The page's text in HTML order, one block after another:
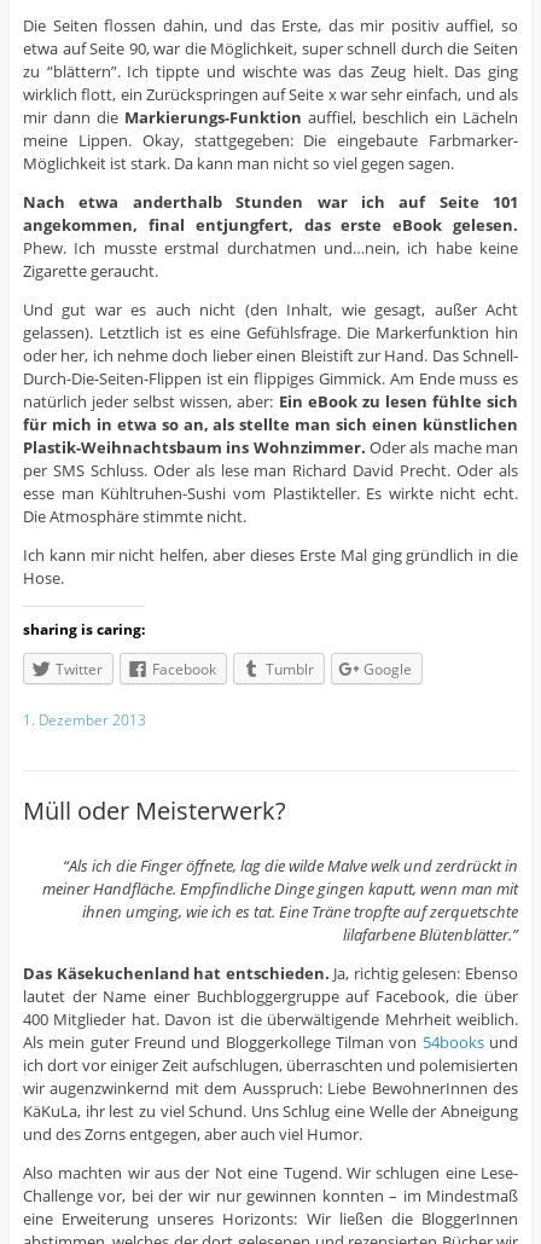
Die Seiten flossen dahin, und das Erste, das mir positiv auffiel, so
etwa auf Seite 90, war die Möglichkeit, super schnell durch die Seiten
zu “blättern”. Ich tippte und wischte was das Zeug hielt. Das ging
wirklich flott, ein Zurückspringen auf Seite x war sehr einfach, und als
mir dann die Markierungs-Funktion auffiel, beschlich ein Lächeln
meine Lippen. Okay, stattgegeben: Die eingebaute Farbmarker-
Möglichkeit ist stark. Da kann man nicht so viel gegen sagen.
Nach etwa anderthalb Stunden war ich auf Seite 101
angekommen, final entjungfert, das erste eBook gelesen.
Phew. Ich musste erstmal durchatmen und…nein, ich habe keine
Zigarette geraucht.
Und gut war es auch nicht (den Inhalt, wie gesagt, außer Acht
gelassen). Letztlich ist es eine Gefühlsfrage. Die Markerfunktion hin
oder her, ich nehme doch lieber einen Bleistift zur Hand. Das Schnell-
Durch-Die-Seiten-Flippen ist ein flippiges Gimmick. Am Ende muss es
natürlich jeder selbst wissen, aber: Ein eBook zu lesen fühlte sich
für mich in etwa so an, als stellte man sich einen künstlichen
Plastik-Weihnachtsbaum ins Wohnzimmer. Oder als mache man
per SMS Schluss. Oder als lese man Richard David Precht. Oder als
esse man Kühltruhen-Sushi vom Plastikteller. Es wirkte nicht echt.
Die Atmosphäre stimmte nicht.
Ich kann mir nicht helfen, aber dieses Erste Mal ging gründlich in die
Hose.
sharing is caring:
Twitter
Facebook Tumblr Google
1. Dezember 2013
Müll oder Meisterwerk?
“Als ich die Finger öffnete, lag die wilde Malve welk und zerdrückt in
meiner Handfläche. Empfindliche Dinge gingen kaputt, wenn man mit
ihnen umging, wie ich es tat. Eine Träne tropfte auf zerquetschte
lilafarbene Blütenblätter.”
Das Käsekuchenland hat entschieden. Ja, richtig gelesen: Ebenso
lautet der Name einer Buchbloggergruppe auf Facebook, die über
400 Mitglieder hat. Davon ist die überwältigende Mehrheit weiblich.
Als mein guter Freund und Bloggerkollege Tilman von 54booksund
ich dort vor einiger Zeit aufschlugen, überraschten und polemisierten
wir augenzwinkernd mit dem Ausspruch: Liebe BewohnerInnen des
KäKuLa, ihr lest zu viel Schund. Uns Schlug eine Welle der Abneigung
und des Zorns entgegen, aber auch viel Humor.
Also machten wir aus der Not eine Tugend. Wir schlugen eine Lese-
Challenge vor, bei der wir nur gewinnen konnten – im Mindestmaß
eine Erweiterung unseres Horizonts: Wir ließen die BloggerInnen